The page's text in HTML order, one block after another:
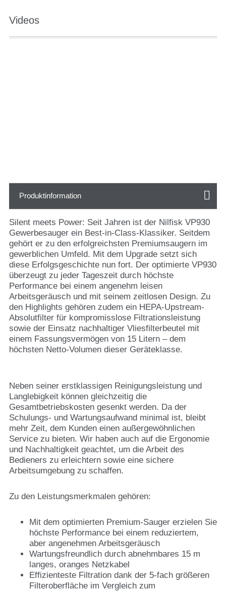
Videos
Produktinformation
Silent meets Power: Seit Jahren ist der Nilfisk VP930
Gewerbesauger ein Best-in-Class-Klassiker. Seitdem
gehört er zu den erfolgreichsten Premiumsaugern im
gewerblichen Umfeld. Mit dem Upgrade setzt sich
diese Erfolgsgeschichte nun fort. Der optimierte VP930
überzeugt zu jeder Tageszeit durch höchste
Performance bei einem angenehm leisen
Arbeitsgeräusch und mit seinem zeitlosen Design. Zu
den Highlights gehören zudem ein HEPA-Upstream-
Absolutfilter für kompromisslose Filtrationsleistung
sowie der Einsatz nachhaltiger Vliesfilterbeutel mit
einem Fassungsvermögen von 15 Litern – dem
höchsten Netto-Volumen dieser Geräteklasse.
Neben seiner erstklassigen Reinigungsleistung und
Langlebigkeit können gleichzeitig die
Gesamtbetriebskosten gesenkt werden. Da der
Schulungs- und Wartungsaufwand minimal ist, bleibt
mehr Zeit, dem Kunden einen außergewöhnlichen
Service zu bieten. Wir haben auch auf die Ergonomie
und Nachhaltigkeit geachtet, um die Arbeit des
Bedieners zu erleichtern sowie eine sichere
Arbeitsumgebung zu schaffen.
Zu den Leistungsmerkmalen gehören:
Mit dem optimierten Premium-Sauger erzielen Sie
höchste Performance bei einem reduziertem,
aber angenehmen Arbeitsgeräusch
Wartungsfreundlich durch abnehmbares 15 m
langes, oranges Netzkabel
Effizienteste Filtration dank der 5-fach größeren
Filteroberfläche im Vergleich zum